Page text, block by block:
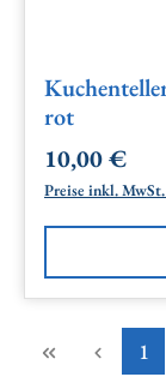
rot
Regulärer
10,00 €
Preise inkl.
Seite
1